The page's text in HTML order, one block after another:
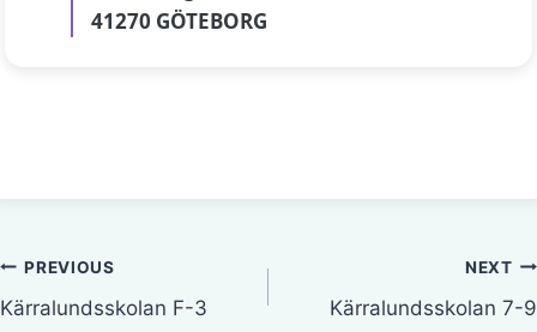
41270 GÖTEBORG
Inläggsnavigering
PREVIOUS
Kärralundsskolan F-3
NEXT
Kärralundsskolan 7-9